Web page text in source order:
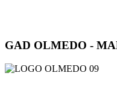
GAD OLMEDO -